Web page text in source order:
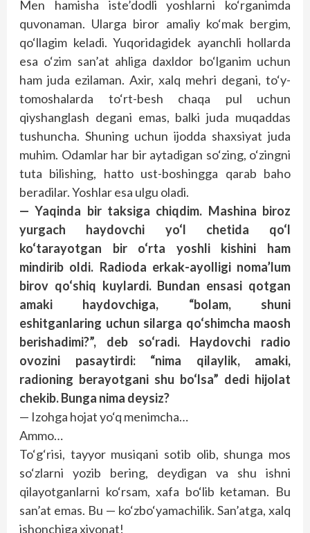
Men hamisha iste’dodli yoshlarni ko‘rganimda
quvonaman. Ularga biror amaliy ko‘mak bergim,
qo‘llagim keladi. Yuqoridagidek ayanchli hollarda
esa o‘zim san’at ahliga daxldor bo‘lganim uchun
ham juda ezilaman. Axir, xalq mehri degani, to‘y-
tomoshalarda to‘rt-besh chaqa pul uchun
qiyshanglash degani emas, balki juda muqaddas
tushuncha. Shuning uchun ijodda shaxsiyat juda
muhim. Odamlar har bir aytadigan so‘zing, o‘zingni
tuta bilishing, hatto ust-boshingga qarab baho
beradilar. Yoshlar esa ulgu oladi.
— Yaqinda bir taksiga chiqdim. Mashina biroz
yurgach haydovchi yo‘l chetida qo‘l
ko‘tarayotgan bir o‘rta yoshli kishini ham
mindirib oldi. Radioda erkak-ayolligi noma’lum
birov qo‘shiq kuylardi. Bundan ensasi qotgan
amaki haydovchiga, “bolam, shuni
eshitganlaring uchun silarga qo‘shimcha maosh
berishadimi?”, deb so‘radi. Haydovchi radio
ovozini pasaytirdi: “nima qilaylik, amaki,
radioning berayotgani shu bo‘lsa” dedi hijolat
chekib. Bunga nima deysiz?
— Izohga hojat yo‘q menimcha…
Ammo…
To‘g‘risi, tayyor musiqani sotib olib, shunga mos
so‘zlarni yozib bering, deydigan va shu ishni
qilayotganlarni ko‘rsam, xafa bo‘lib ketaman. Bu
san’at emas. Bu — ko‘zbo‘yamachilik. San’atga, xalq
ishonchiga xiyonat!